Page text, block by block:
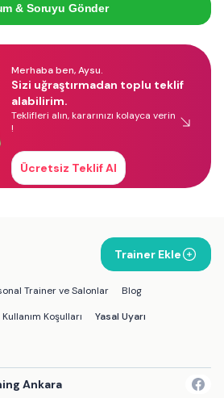
& Soruyu Gönder
Merhaba ben, Aysu.
Sizi uğraştırmadan toplu teklif
alabilirim.
Teklifleri alın, kararınızı kolayca verin
!
Ücretsiz Teklif Al
Trainer Ekle
Trainer ve Salonlar
Blog
Kullanım Koşulları
Yasal Uyarı
Ankara